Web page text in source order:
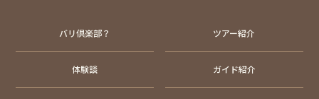
バリ倶楽部？ ツアー紹介
体験談 ガイド紹介